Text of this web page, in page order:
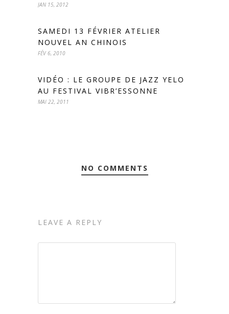
JAN 15, 2012
SAMEDI 13 FÉVRIER ATELIER
NOUVEL AN CHINOIS
FÉV 6, 2010
VIDÉO : LE GROUPE DE JAZZ YELO
AU FESTIVAL VIBR’ESSONNE
MAI 22, 2011
NO COMMENTS
LEAVE A REPLY